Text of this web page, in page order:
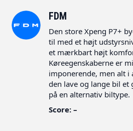
FDM
Den store Xpeng P7+
til med et højt
et mærkbart højt
Køreegenskaberne er
imponerende, men alt i
den lave og lange bil et
på en alternativ biltype.
Score: –